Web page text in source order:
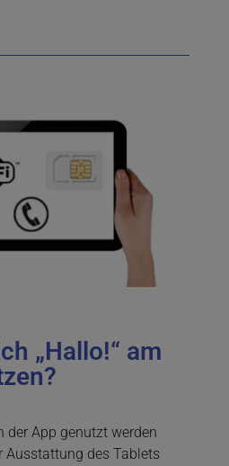
„Hallo!“ am
der App genutzt werden
Ausstattung des Tablets